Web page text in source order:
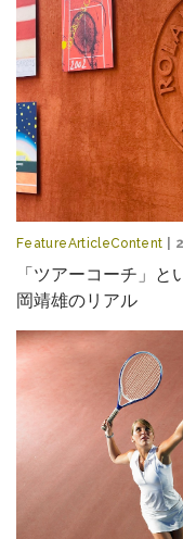
FeatureArticleContent |
「ツアーコーチ」
岡靖雄のリアル